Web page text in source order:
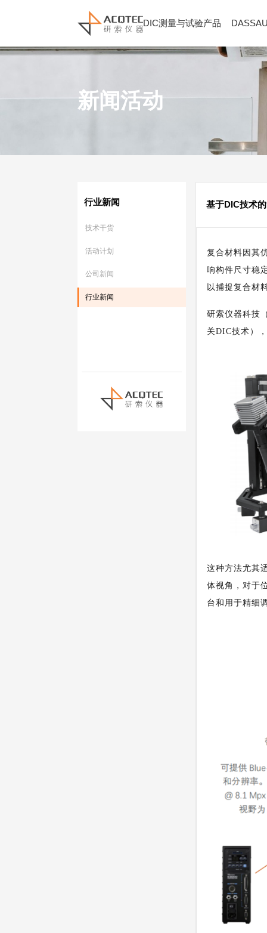
DIC测量与试验产品
新闻活动
行业新闻
技术干货
活动计划
公司新闻
行业新闻
基于DIC技术
复合材料因其
响构件尺寸稳
以捕捉复合材
研索仪器科技
关DIC技术）
这种方法尤其
体视角，对于
台和用于精细